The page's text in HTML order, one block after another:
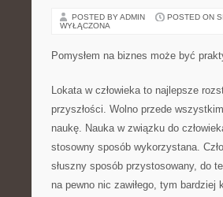
POSTED BY ADMIN POSTED ON
WYŁĄCZONA
Pomysłem na biznes może być
Lokata w człowieka to najlepsze
przyszłości. Wolno przede
naukę. Nauka w związku do
stosowny sposób wykorzystana.
słuszny sposób przystosowany, do
na pewno nic zawiłego, tym